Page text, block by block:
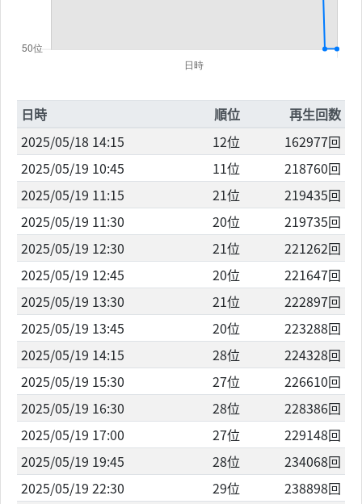
日時 順位
再生回数
2025/05/18 14:15
12位
162977回
2025/05/19 10:45
11位
218760回
2025/05/19 11:15
21位
219435回
2025/05/19 11:30
20位
219735回
2025/05/19 12:30
21位
221262回
2025/05/19 12:45
20位
221647回
2025/05/19 13:30
21位
222897回
2025/05/19 13:45
20位
223288回
2025/05/19 14:15
28位
224328回
2025/05/19 15:30
27位
226610回
2025/05/19 16:30
28位
228386回
2025/05/19 17:00
27位
229148回
2025/05/19 19:45
28位
234068回
2025/05/19 22:30
29位
238898回